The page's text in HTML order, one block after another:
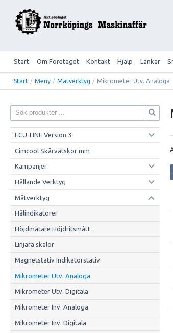
Start Om Företaget Kontakt Hjälp Länkar
Start / Meny / Mätverktyg / Mikrometer Utv. Analoga
ECU-LINE Version 3
Cimcool Skärvätskor mm
Kampanjer
Hållande Verktyg
Mätverktyg
Hålindikatorer
Höjdmätare Höjdritsmått
Linjära skalor
Magnetstativ Indikatorstativ
Mikrometer Utv. Analoga
Mikrometer Utv. Digitala
Mikrometer Inv. Analoga
Mikrometer Inv. Digitala